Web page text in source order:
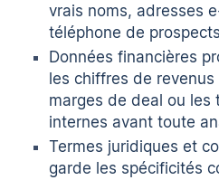
vrais noms, adresses
téléphone de
Données financières
les chiffres de
marges de deal ou les
internes avant toute
Termes juridiques et
garde les spécificités